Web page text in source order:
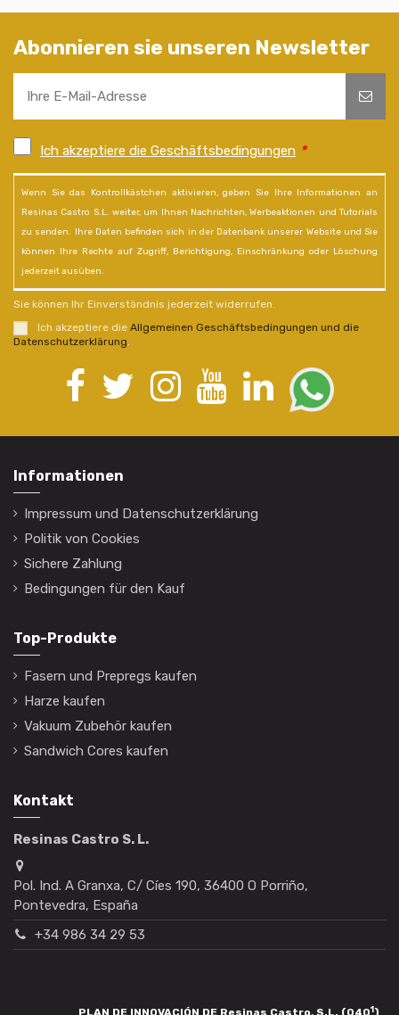
Abonnieren sie unseren Newsletter
Ich akzeptiere die Geschäftsbedingungen *
Wenn Sie das Kontrollkästchen aktivieren, geben Sie Ihre Informationen an
Resinas Castro S.L. weiter, um Ihnen Nachrichten, Werbeaktionen und Tutorials
zu senden. Ihre Daten befinden sich in der Datenbank unserer Website und Sie
können Ihre Rechte auf Zugriff, Berichtigung, Einschränkung oder Löschung
jederzeit ausüben.
Sie können Ihr Einverständnis jederzeit widerrufen.
Ich akzeptiere die Allgemeinen Geschäftsbedingungen und die
Datenschutzerklärung
Informationen
Impressum und Datenschutzerklärung
Politik von Cookies
Sichere Zahlung
Bedingungen für den Kauf
Top-Produkte
Fasern und Prepregs kaufen
Harze kaufen
Vakuum Zubehör kaufen
Sandwich Cores kaufen
Kontakt
Resinas Castro S. L.
Pol. Ind. A Granxa, C/ Cíes 190, 36400 O Porriño,
Pontevedra, España
+34 986 34 29 53
1